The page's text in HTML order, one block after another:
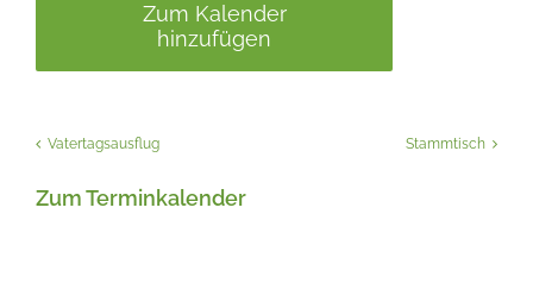
Zum Kalender
hinzufügen
Vatertagsausflug Stammtisch
Zum Terminkalender